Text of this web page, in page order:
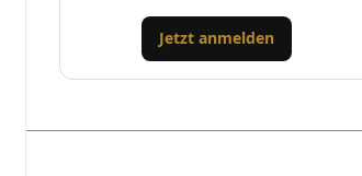
Jetzt anmelden